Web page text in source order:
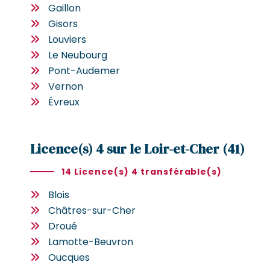
Gaillon
Gisors
Louviers
Le Neubourg
Pont-Audemer
Vernon
Évreux
Licence(s) 4 sur le Loir-et-Cher (41)
14 Licence(s) 4 transférable(s)
Blois
Châtres-sur-Cher
Droué
Lamotte-Beuvron
Oucques